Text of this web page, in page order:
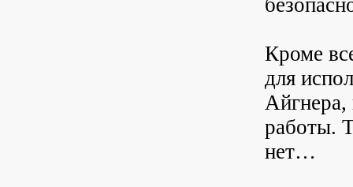
Кроме
для
Айгнера,
работы.
нет…